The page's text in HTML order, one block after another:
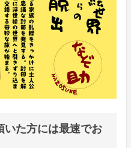
いた方には最速でお